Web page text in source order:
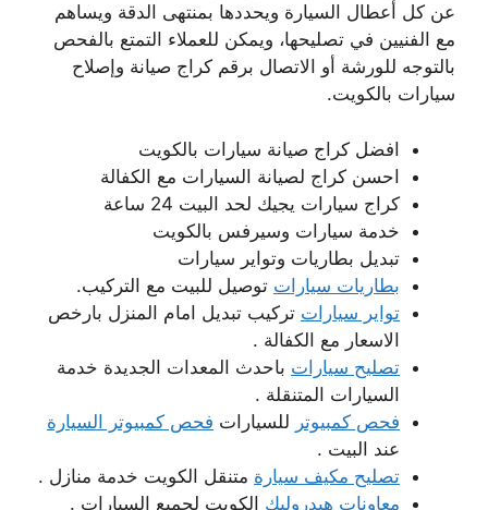
عن كل أعطال السيارة ويحددها بمنتهى الدقة ويساهم
مع الفنيين في تصليحها، ويمكن للعملاء التمتع بالفحص
بالتوجه للورشة أو الاتصال برقم كراج صيانة وإصلاح
سيارات بالكويت.
افضل كراج صيانة سيارات بالكويت
احسن كراج لصيانة السيارات مع الكفالة
كراج سيارات يجيك لحد البيت 24 ساعة
خدمة سيارات وسيرفس بالكويت
تبديل بطاريات وتواير سيارات
بطاريات سيارات توصيل للبيت مع التركيب.
تواير سيارات تركيب تبديل امام المنزل بارخص
الاسعار مع الكفالة .
تصليح سيارات باحدث المعدات الجديدة خدمة
السيارات المتنقلة .
فحص كمبيوتر للسيارات فحص كمبيوتر السيارة
عند البيت .
تصليح مكيف سيارة متنقل الكويت خدمة منازل .
معاونات هيدروليك الكويت لجميع السيارات .